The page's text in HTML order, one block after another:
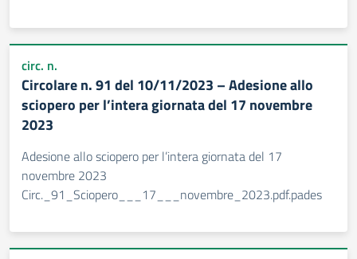
circ. n.
Circolare n. 91 del 10/11/2023 – Adesione allo
sciopero per l’intera giornata del 17 novembre
2023
Adesione allo sciopero per l’intera giornata del 17
novembre 2023
Circ._91_Sciopero___17___novembre_2023.pdf.pades